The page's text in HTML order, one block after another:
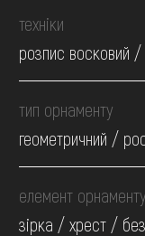
техніки
розпис восковий /
тип орнаменту
геометричний /
елемент орнаменту
зірка / хрест /